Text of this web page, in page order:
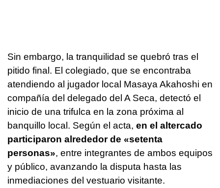
Sin embargo, la tranquilidad se quebró tras el
pitido final. El colegiado, que se encontraba
atendiendo al jugador local Masaya Akahoshi en
compañía del delegado del A Seca, detectó el
inicio de una trifulca en la zona próxima al
banquillo local. Según el acta, en el altercado
participaron alrededor de «setenta
personas», entre integrantes de ambos equipos
y público, avanzando la disputa hasta las
inmediaciones del vestuario visitante.